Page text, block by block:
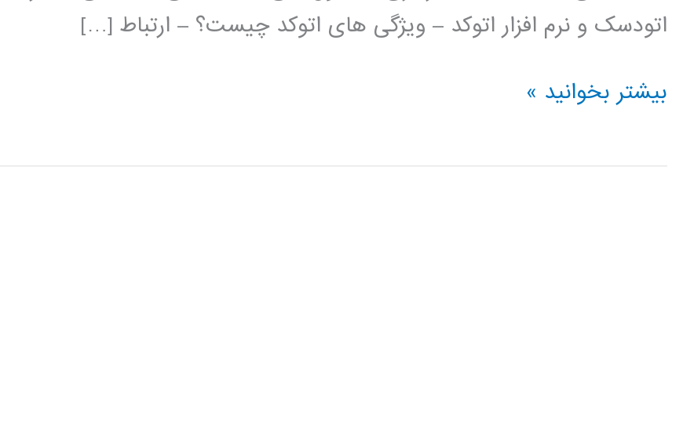
اتودسک و نرم افزار اتوکد – ویژگی های اتوکد چیست؟ – ارتباط […]
فیلم
فارسی
بیشتر بخوانید »